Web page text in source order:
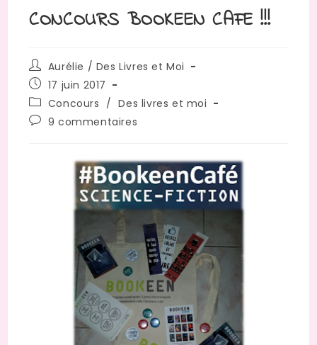
CONCOURS BOOKEEN CAFE !!!
Auteur/autrice
de
la
publication :
Aurélie / Des Livres et Moi
Publication
publiée :
17 juin 2017
Post
category:
Concours / Des livres et moi
Commentaires
publication :
9 commentaires